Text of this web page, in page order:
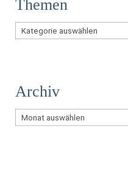
Themen
Themen
Archiv
Archiv